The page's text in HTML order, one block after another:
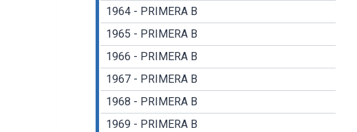
1964 - PRIMERA B
1965 - PRIMERA B
1966 - PRIMERA B
1967 - PRIMERA B
1968 - PRIMERA B
1969 - PRIMERA B